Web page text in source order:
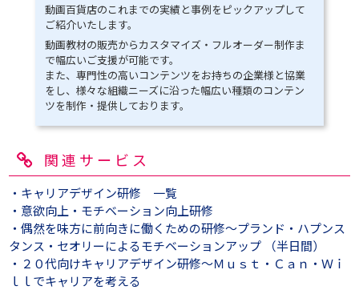
動画百貨店のこれまでの実績と事例をピックアップして
ご紹介いたします。
動画教材の販売からカスタマイズ・フルオーダー制作ま
で幅広いご支援が可能です。
また、専門性の高いコンテンツをお持ちの企業様と協業
をし、様々な組織ニーズに沿った幅広い種類のコンテン
ツを制作・提供しております。
関連サービス
・キャリアデザイン研修 一覧
・意欲向上・モチベーション向上研修
・偶然を味方に前向きに働くための研修～プランド・ハプンス
タンス・セオリーによるモチベーションアップ （半日間）
・２０代向けキャリアデザイン研修～Ｍｕｓｔ・Ｃａｎ・Ｗｉ
ｌｌでキャリアを考える